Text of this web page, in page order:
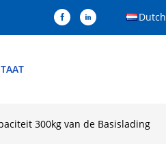
Dutch
300kg van de Basislading